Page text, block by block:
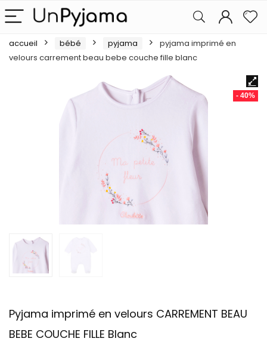
accueil bébé pyjama
pyjama imprimé en
velours carrement beau bebe couche fille blanc
- 40%
Pyjama imprimé en velours CARREMENT BEAU
BEBE COUCHE FILLE Blanc